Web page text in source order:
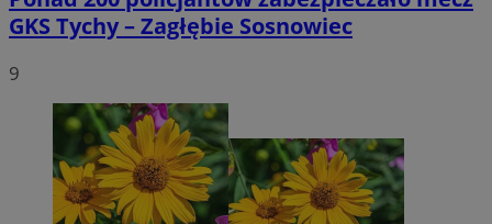
GKS Tychy – Zagłębie Sosnowiec
9